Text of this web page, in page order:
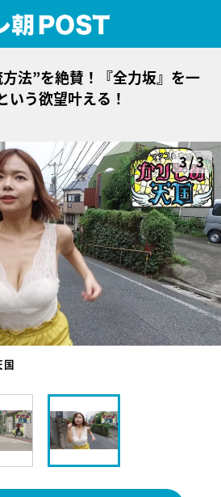
法”を絶賛！『全力坂』を一
いう欲望叶える！
3/3
国